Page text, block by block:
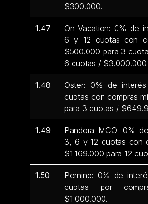
$300.000.
1.47
On Vacation: 0% de
6 y 12 cuotas con
$500.000 para 3
6 cuotas / $3.000.000
1.48
Oster: 0% de
cuotas con compras
para 3 cuotas /
1.49
Pandora MCO: 0%
3, 6 y 12 cuotas con
$1.169.000 para 12
1.50
Pernine: 0% de
cuotas por
$1.000.000.